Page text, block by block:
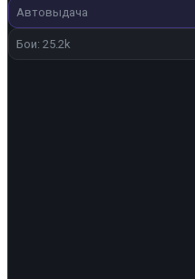
280 ₽.
Автовыдача
Бои: 25.2k